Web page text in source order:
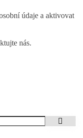
údaje a aktivovat
nás.